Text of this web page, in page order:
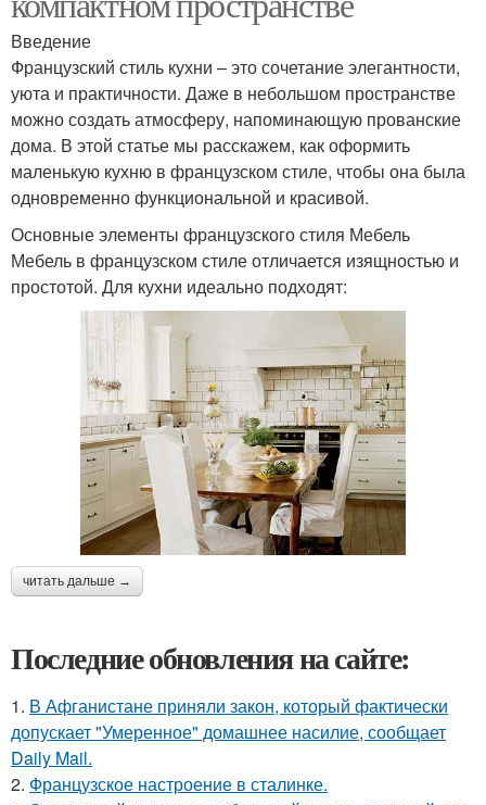
Введение
Французский стиль кухни – это сочетание элегантности,
уюта и практичности. Даже в небольшом пространстве
можно создать атмосферу, напоминающую прованские
дома. В этой статье мы расскажем, как оформить
маленькую кухню в французском стиле, чтобы она была
одновременно функциональной и красивой.
Основные элементы французского стиля Мебель
Мебель в французском стиле отличается изящностью и
простотой. Для кухни идеально подходят:
читать дальше →
Последние обновления на сайте:
1. В Афганистане приняли закон, который фактически
допускает "Умеренное" домашнее насилие, сообщает
Daily Mail.
2. Французское настроение в сталинке.